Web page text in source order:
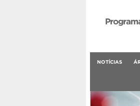
NOTÍCIAS